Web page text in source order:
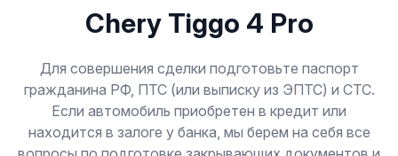
Chery Tiggo 4 Pro
Для совершения сделки подготовьте паспорт
гражданина РФ, ПТС (или выписку из ЭПТС) и СТС.
Если автомобиль приобретен в кредит или
находится в залоге у банка, мы берем на себя все